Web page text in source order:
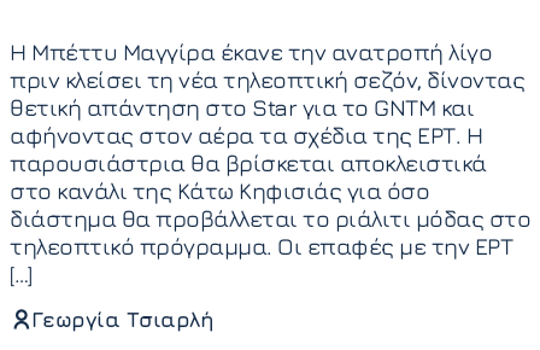
Η Μπέττυ Μαγγίρα έκανε την ανατροπή λίγο
πριν κλείσει τη νέα τηλεοπτική σεζόν, δίνοντας
θετική απάντηση στο Star για το GNTM και
αφήνοντας στον αέρα τα σχέδια της ΕΡΤ. Η
παρουσιάστρια θα βρίσκεται αποκλειστικά
στο κανάλι της Κάτω Κηφισιάς για όσο
διάστημα θα προβάλλεται το ριάλιτι μόδας στο
τηλεοπτικό πρόγραμμα. Οι επαφές με την ΕΡΤ
[…]
Γεωργία Τσιαρλή